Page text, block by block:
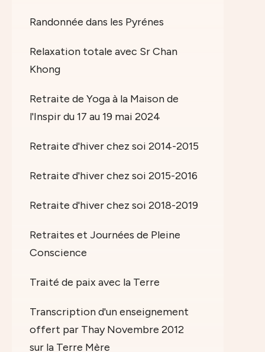
Randonnée dans les Pyrénes
Relaxation totale avec Sr Chan
Khong
Retraite de Yoga à la Maison de
l'Inspir du 17 au 19 mai 2024
Retraite d'hiver chez soi 2014-2015
Retraite d'hiver chez soi 2015-2016
Retraite d'hiver chez soi 2018-2019
Retraites et Journées de Pleine
Conscience
Traité de paix avec la Terre
Transcription d'un enseignement
offert par Thay Novembre 2012
sur la Terre Mère